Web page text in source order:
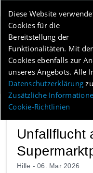
Diese Website
Cookies für die
Bereitstellung der
Funktionalitäten. Mit
Cookies ebenfalls zur
unseres Angebots. Alle
Datenschutzerklärung
Zusätzliche
Cookie-Richtlinien
Unfallflucht
Hille - 06. Mar 2026